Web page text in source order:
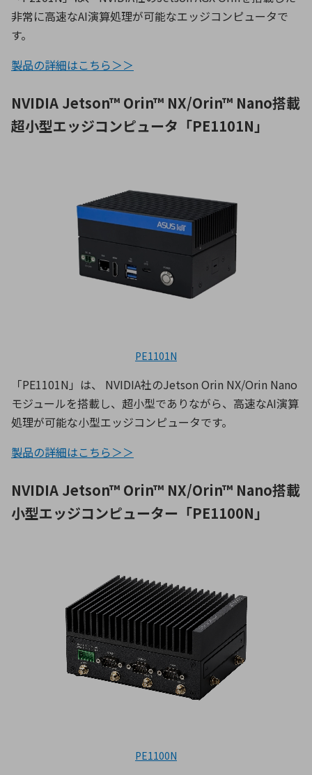
非常に高速なAI演算処理が可能なエッジコンピュータで
す。
製品の詳細はこちら＞＞
NVIDIA Jetson™ Orin™ NX/Orin™ Nano搭載
超小型エッジコンピュータ「PE1101N」
PE1101N
「PE1101N」は、 NVIDIA社のJetson Orin NX/Orin Nano
モジュールを搭載し、超小型でありながら、高速なAI演算
処理が可能な小型エッジコンピュータです。
製品の詳細はこちら＞＞
NVIDIA Jetson™ Orin™ NX/Orin™ Nano搭載
小型エッジコンピューター「PE1100N」
PE1100N